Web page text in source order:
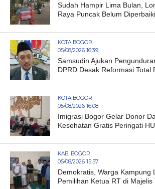
Sudah Hampir Lima Bulan,
Raya Puncak Belum Diperbaiki
KOTA BOGOR
05/08/2026 16:39
Samsudin Ajukan
DPRD Desak Reformasi Total
KOTA BOGOR
05/08/2026 16:08
Imigrasi Bogor Gelar Donor
Kesehatan Gratis Peringati
KAB. BOGOR
05/08/2026 15:57
Demokratis, Warga Kampung
Pemilihan Ketua RT di Majelis